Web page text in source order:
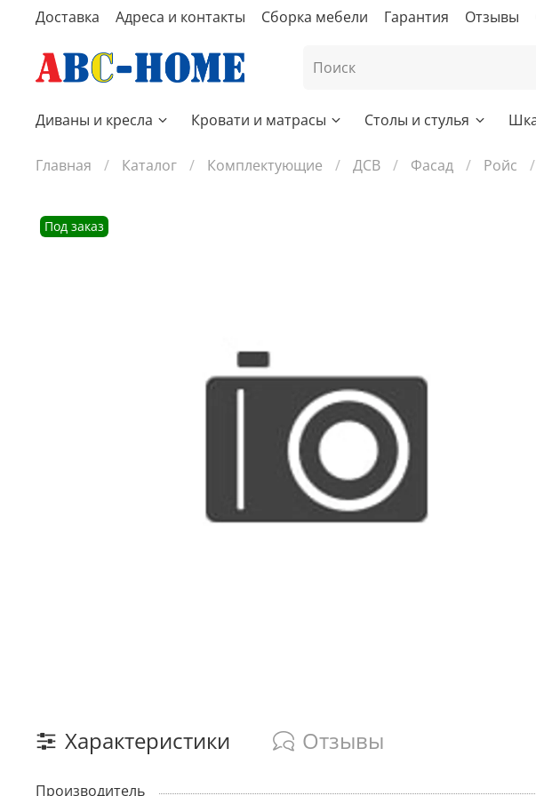
Доставка Адреса и контакты Сборка мебели Гарантия Отзывы
Диваны и кресла Кровати и матрасы Столы и стулья
Главная Каталог Комплектующие ДСВ Фасад Ройс
Под заказ
Характеристики Отзывы
Производитель